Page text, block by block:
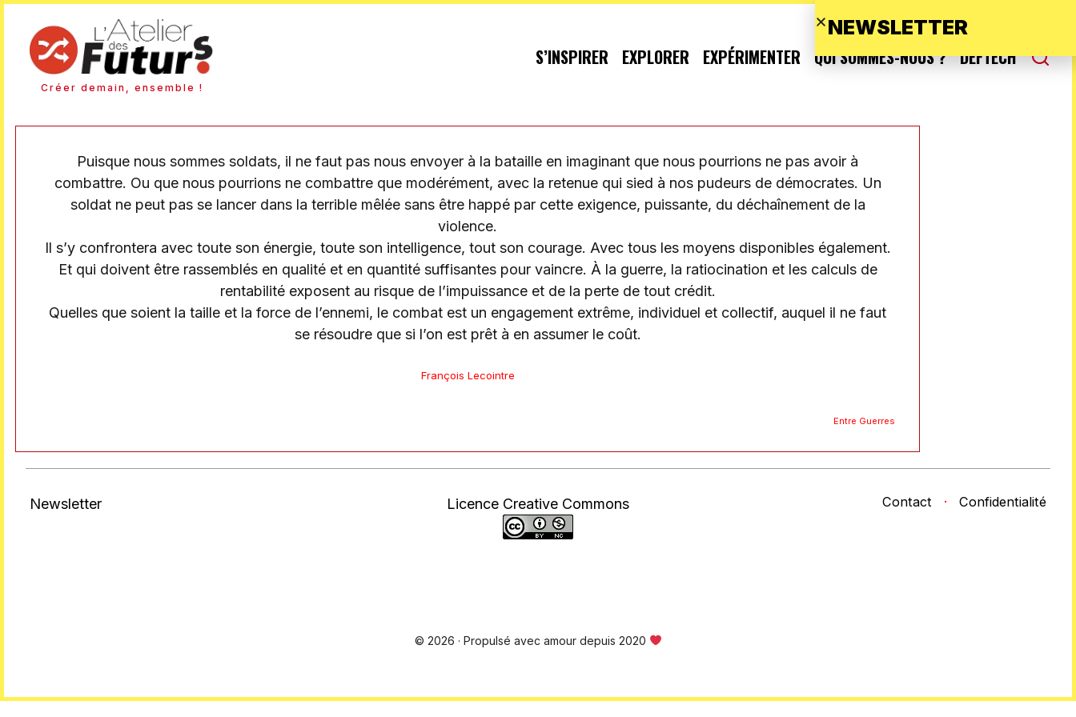
Créer demain, ensemble !
S’INSPIRER EXPLORER EXPÉRIMENTER QUI SOMMES-NOUS ? DEFTECH
Puisque nous sommes soldats, il ne faut pas nous envoyer à la bataille en imaginant que nous pourrions ne pas avoir à
combattre. Ou que nous pourrions ne combattre que modérément, avec la retenue qui sied à nos pudeurs de démocrates. Un
soldat ne peut pas se lancer dans la terrible mêlée sans être happé par cette exigence, puissante, du déchaînement de la
violence.
Il s’y confrontera avec toute son énergie, toute son intelligence, tout son courage. Avec tous les moyens disponibles également.
Et qui doivent être rassemblés en qualité et en quantité suffisantes pour vaincre. À la guerre, la ratiocination et les calculs de
rentabilité exposent au risque de l’impuissance et de la perte de tout crédit.
Quelles que soient la taille et la force de l’ennemi, le combat est un engagement extrême, individuel et collectif, auquel il ne faut
se résoudre que si l’on est prêt à en assumer le coût.
François Lecointre
Entre Guerres
Newsletter Licence Creative Commons Contact · Confidentialité
© 2026 · Propulsé avec amour depuis 2020
NEWSLETTER